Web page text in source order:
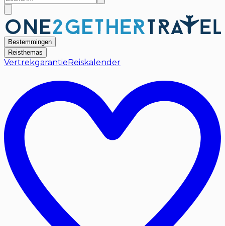
Bestemmingen
Reisthemas
Vertrekgarantie Reiskalender